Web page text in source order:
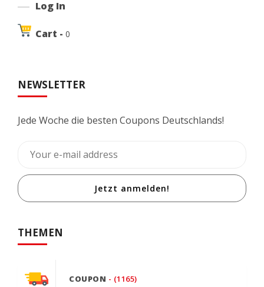
Log In
Cart - 0
NEWSLETTER
Jede Woche die besten Coupons Deutschlands!
Jetzt anmelden!
THEMEN
COUPON - (1165)